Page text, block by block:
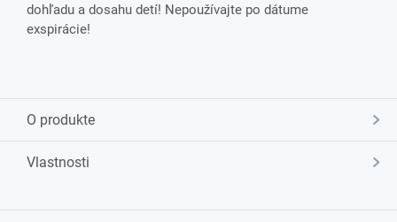
dohľadu a dosahu detí! Nepoužívajte po dátume
exspirácie!
O produkte
Vlastnosti